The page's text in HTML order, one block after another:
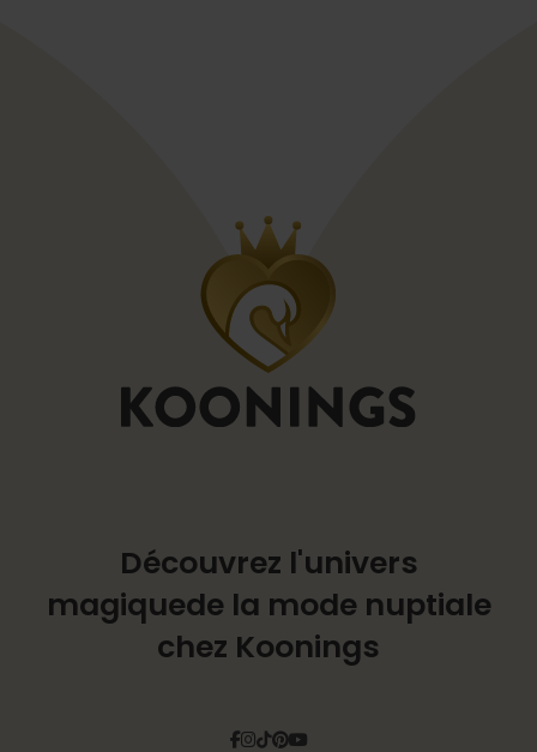
Découvrez l'univers
magiquede la mode nuptiale
chez Koonings
Facebook
Instagram
Tiktok
Pinterest
YouTube